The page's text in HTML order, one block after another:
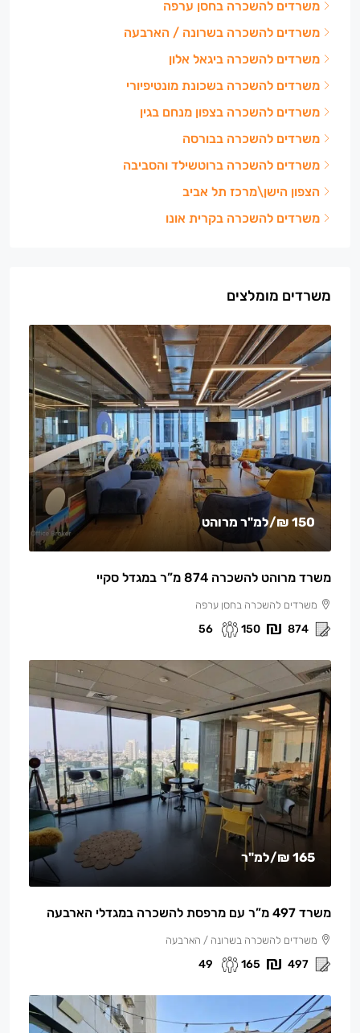
משרדים להשכרה בחסן ערפה
משרדים להשכרה בשרונה / הארבעה
משרדים להשכרה ביגאל אלון
משרדים להשכרה בשכונת מונטיפיורי
משרדים להשכרה בצפון מנחם בגין
משרדים להשכרה בבורסה
משרדים להשכרה ברוטשילד והסביבה
הצפון הישן\מרכז תל אביב
משרדים להשכרה בקרית אונו
משרדים מומלצים
150 ₪ /למ"ר מרוהט
משרד מרוהט להשכרה 874 מ”ר במגדל סקיי
משרדים להשכרה בחסן ערפה
874
150
56
165 ₪ /למ"ר
משרד 497 מ”ר עם מרפסת להשכרה במגדלי הארבעה
משרדים להשכרה בשרונה / הארבעה
497
165
49